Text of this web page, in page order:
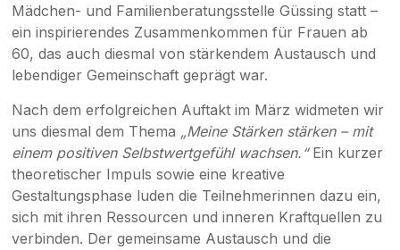
Mädchen- und Familienberatungsstelle Güssing statt –
ein inspirierendes Zusammenkommen für Frauen ab
60, das auch diesmal von stärkendem Austausch und
lebendiger Gemeinschaft geprägt war.
Nach dem erfolgreichen Auftakt im März widmeten wir
uns diesmal dem Thema „Meine Stärken stärken – mit
einem positiven Selbstwertgefühl wachsen.“Ein kurzer
theoretischer Impuls sowie eine kreative
Gestaltungsphase luden die Teilnehmerinnen dazu ein,
sich mit ihren Ressourcen und inneren Kraftquellen zu
verbinden. Der gemeinsame Austausch und die